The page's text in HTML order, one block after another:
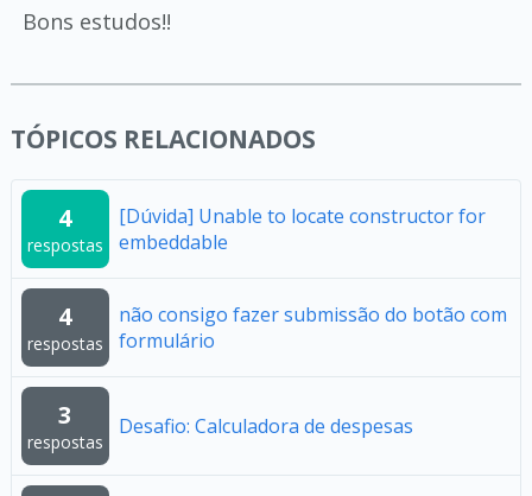
Bons estudos!!
TÓPICOS RELACIONADOS
4
respostas
[Dúvida] Unable to locate constructor for
embeddable
4
respostas
não consigo fazer submissão do botão com
formulário
3
respostas
Desafio: Calculadora de despesas